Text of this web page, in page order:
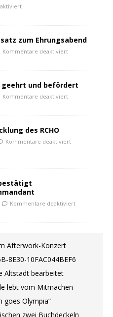
zum Ehrungsabend
Kommentare deaktiviert
geehrt und befördert
Kommentare deaktiviert
des RCHO
Kommentare deaktiviert
Kommentare deaktiviert